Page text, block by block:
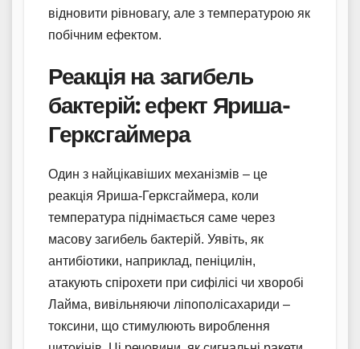
відновити рівновагу, але з температурою як
побічним ефектом.
Реакція на загибель
бактерій: ефект Яриша-
Герксгаймера
Один з найцікавіших механізмів – це
реакція Яриша-Герксгаймера, коли
температура піднімається саме через
масову загибель бактерій. Уявіть, як
антибіотики, наприклад, пеніцилін,
атакують спірохети при сифілісі чи хворобі
Лайма, вивільняючи ліпополісахариди –
токсини, що стимулюють вироблення